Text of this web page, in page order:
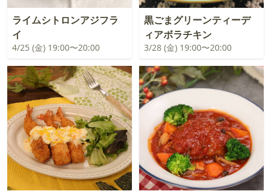
ライムシトロンアジフラ
イ
4/25 (金) 19:00〜20:00
黒ごまグリーンティーデ
ィアボラチキン
3/28 (金) 19:00〜20:00